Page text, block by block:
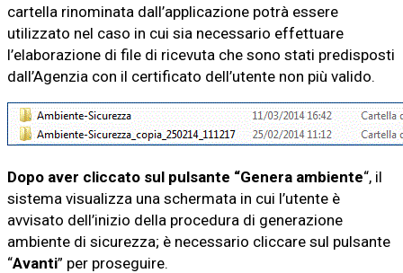
cartella rinominata dall’applicazione potrà essere
utilizzato nel caso in cui sia necessario effettuare
l’elaborazione di file di ricevuta che sono stati predisposti
dall’Agenzia con il certificato dell’utente non più valido.
Dopo aver cliccato sul pulsante “Genera ambiente“, il
sistema visualizza una schermata in cui l’utente è
avvisato dell’inizio della procedura di generazione
ambiente di sicurezza; è necessario cliccare sul pulsante
“Avanti” per proseguire.